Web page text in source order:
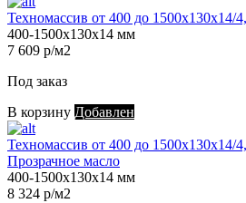
Техномассив от 400 до
400-1500х130х14 мм
7 609 р/м2
Под заказ
В корзину Добавлен
Техномассив от 400 до 1500х130х14/
Прозрачное масло
400-1500х130х14 мм
8 324 р/м2